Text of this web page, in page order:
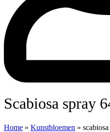
scabiosa spray
Home » Kunstbloemen »